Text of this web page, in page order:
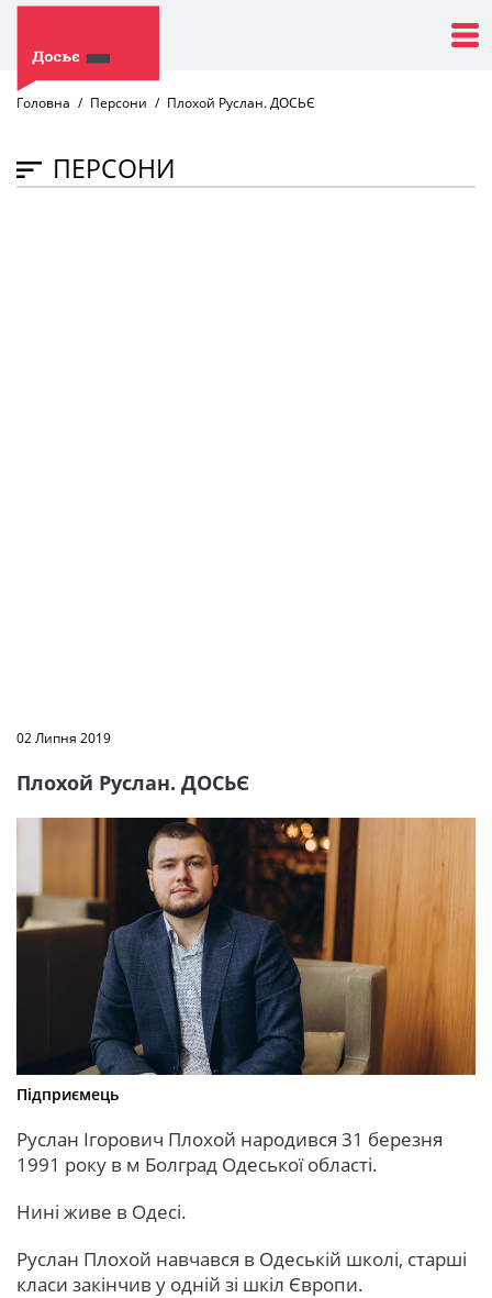
Головна Персони Плохой Руслан. ДОСЬЄ
ПЕРСОНИ
02 Липня 2019
Плохой Руслан. ДОСЬЄ
Підприємець
Руслан Ігорович Плохой народився 31 березня
1991 року в м Болград Одеської області.
Нині живе в Одесі.
Руслан Плохой навчався в Одеській школі, старші
класи закінчив у одній зі шкіл Європи.